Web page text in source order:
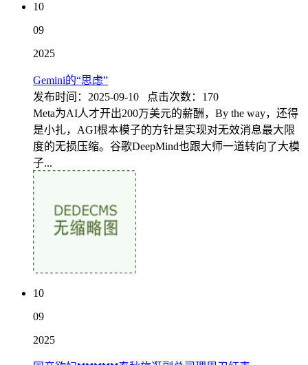
10
09
2025
Gemini的“思虑”
发布时间：2025-09-10 点击次数：170
Meta为AI人才开出200万美元的薪酬，By the way，还得
是小扎，AGI根本模子的方针是实现对无效消息最大限
度的无损压缩。谷歌DeepMind也跟大师一道转向了大模
子...
10
09
2025